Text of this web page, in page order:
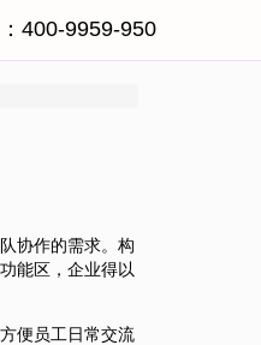
400-9959-950
协作的需求。构
能区，企业得以
便员工日常交流